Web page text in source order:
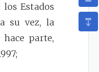
Estados
su vez, la
parte,